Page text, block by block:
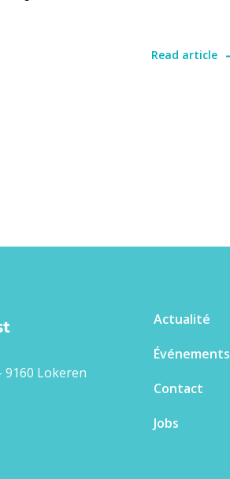
Read article
9160 Lokeren
Actualité
Événements
Contact
Jobs